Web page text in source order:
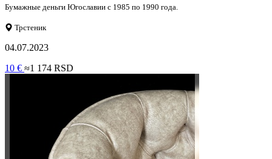
Бумажные деньги Югославии с 1985 по 1990 года.
Трстеник
04.07.2023
10 € ≈1 174 RSD